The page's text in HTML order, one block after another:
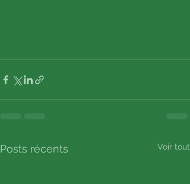
Posts récents Voir tout